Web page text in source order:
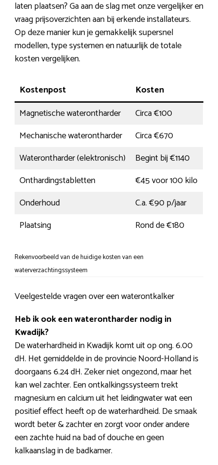
laten plaatsen? Ga aan de slag met onze vergelijker en
vraag prijsoverzichten aan bij erkende installateurs.
Op deze manier kun je gemakkelijk supersnel
modellen, type systemen en natuurlijk de totale
kosten vergelijken.
Kostenpost
Kosten
Magnetische waterontharder
Circa €100
Mechanische waterontharder
Circa €670
Waterontharder (elektronisch)
Begint bij €1140
Onthardingstabletten
€45 voor 100 kilo
Onderhoud
C.a. €90 p/jaar
Plaatsing
Rond de €180
Rekenvoorbeeld van de huidige kosten van een
waterverzachtingssysteem
Veelgestelde vragen over een waterontkalker
Heb ik ook een waterontharder nodig in
Kwadijk?
De waterhardheid in Kwadijk komt uit op ong. 6.00
dH. Het gemiddelde in de provincie Noord-Holland is
doorgaans 6.24 dH. Zeker niet ongezond, maar het
kan wel zachter. Een ontkalkingssysteem trekt
magnesium en calcium uit het leidingwater wat een
positief effect heeft op de waterhardheid. De smaak
wordt beter & zachter en zorgt voor onder andere
een zachte huid na bad of douche en geen
kalkaanslag in de badkamer.